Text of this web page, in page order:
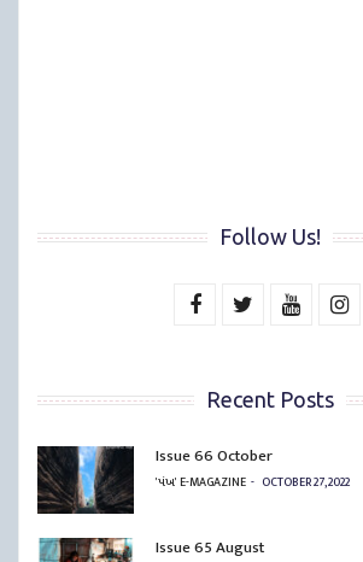
Follow Us!
Recent Posts
Issue 66 October
'પંખ' E-MAGAZINE OCTOBER 27, 2022
Issue 65 August